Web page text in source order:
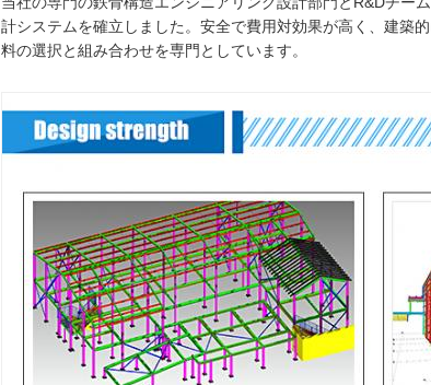
計システムを確立しました。安全で費用対効果が高く、建築
料の選択と組み合わせを専門としています。